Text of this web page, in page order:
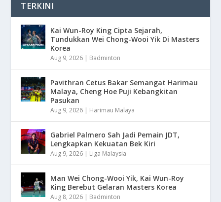
TERKINI
Kai Wun-Roy King Cipta Sejarah,
Tundukkan Wei Chong-Wooi Yik Di Masters
Korea
Aug 9, 2026 | Badminton
Pavithran Cetus Bakar Semangat Harimau
Malaya, Cheng Hoe Puji Kebangkitan
Pasukan
Aug 9, 2026 | Harimau Malaya
Gabriel Palmero Sah Jadi Pemain JDT,
Lengkapkan Kekuatan Bek Kiri
Aug 9, 2026 | Liga Malaysia
Man Wei Chong-Wooi Yik, Kai Wun-Roy
King Berebut Gelaran Masters Korea
Aug 8, 2026 | Badminton